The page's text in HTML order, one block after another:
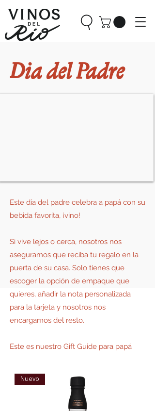
Dia del Padre
Este día del padre celebra a papá con su
bebida favorita, ¡vino!
Si vive lejos o cerca, nosotros nos
aseguramos que reciba tu regalo en la
puerta de su casa. Solo tienes que
escoger la opción de empaque que
quieres, añadir la nota personalizada
para la tarjeta y nosotros nos
encargamos del resto.
Este es nuestro Gift Guide para papá
Nuevo